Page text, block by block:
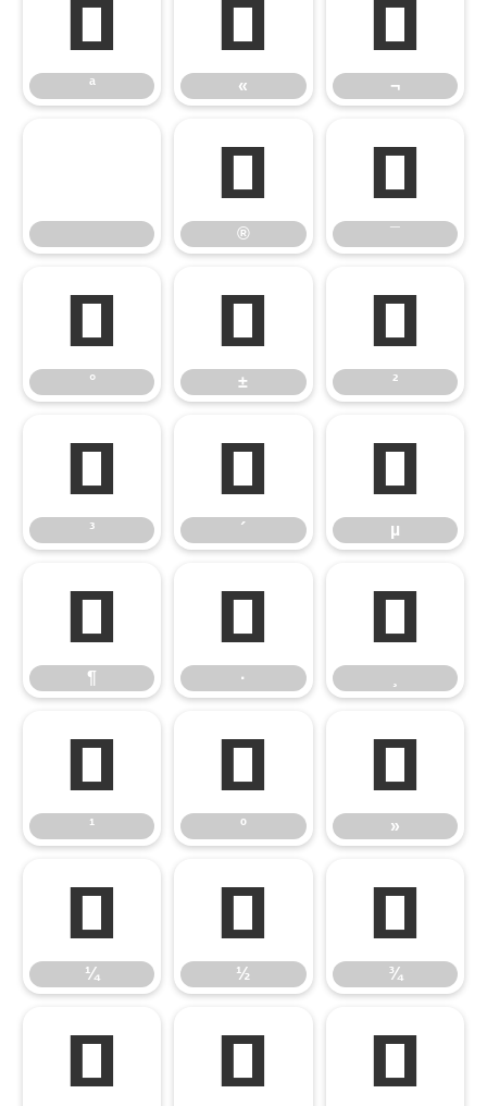
ª
ª
«
«
¬
¬
®
®
¯
¯
°
°
±
±
²
²
³
³
´
´
µ
µ
¶
¶
·
·
¸
¹
¹
º
º
»
»
¼
¼
½
½
¾
¾
¿ À Á